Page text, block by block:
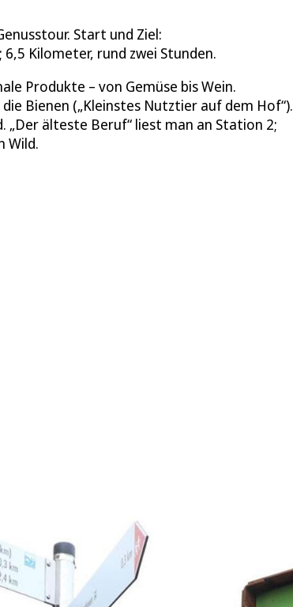
Start und Ziel:
Kilometer, rund zwei Stunden.
Produkte – von Gemüse bis Wein.
Bienen („Kleinstes Nutztier auf dem Hof“).
„Der älteste Beruf“ liest man an Station 2;
Wild.